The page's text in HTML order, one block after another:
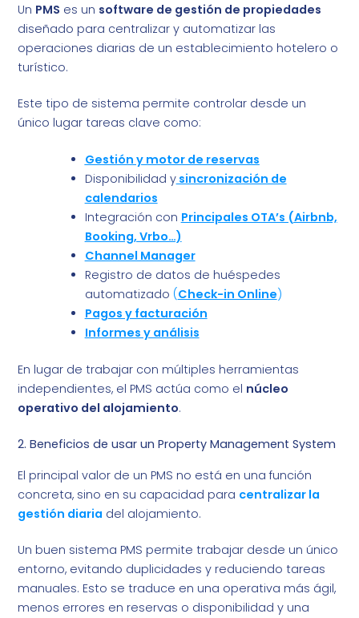
Un PMS es un software de gestión de propiedades
diseñado para centralizar y automatizar las
operaciones diarias de un establecimiento hotelero o
turístico.
Este tipo de sistema permite controlar desde un
único lugar tareas clave como:
Gestión y motor de reservas
Disponibilidad ysincronización de
calendarios
Integración con Principales OTA’s (Airbnb,
Booking, Vrbo…)
Channel Manager
Registro de datos de huéspedes
automatizado (Check-in Online)
Pagos y facturación
Informes y análisis
En lugar de trabajar con múltiples herramientas
independientes, el PMS actúa como el núcleo
operativo del alojamiento.
2. Beneficios de usar un Property Management System
El principal valor de un PMS no está en una función
concreta, sino en su capacidad para centralizar la
gestión diaria del alojamiento.
Un buen sistema PMS permite trabajar desde un único
entorno, evitando duplicidades y reduciendo tareas
manuales. Esto se traduce en una operativa más ágil,
menos errores en reservas o disponibilidad y una